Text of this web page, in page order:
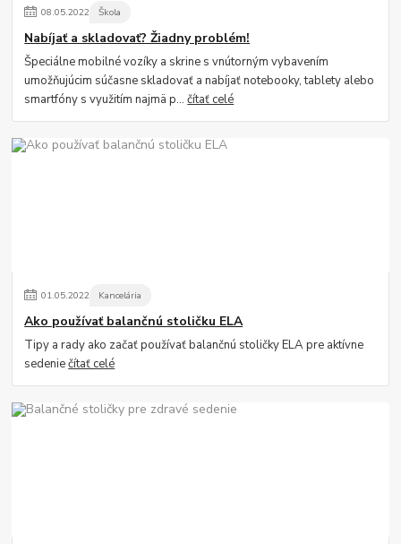
08.05.2022 Škola
Nabíjať a skladovať? Žiadny problém!
Špeciálne mobilné vozíky a skrine s vnútorným vybavením
umožňujúcim súčasne skladovať a nabíjať notebooky, tablety alebo
smartfóny s využitím najmä p...čítať celé
01.05.2022 Kancelária
Ako používať balančnú stoličku ELA
Tipy a rady ako začať používať balančnú stoličky ELA pre aktívne
sedeniečítať celé